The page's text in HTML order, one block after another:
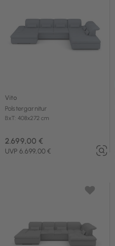
Vito
Polstergarnitur
BxT: 408x272 cm
2.699,00 €
UVP 6.699,00 €